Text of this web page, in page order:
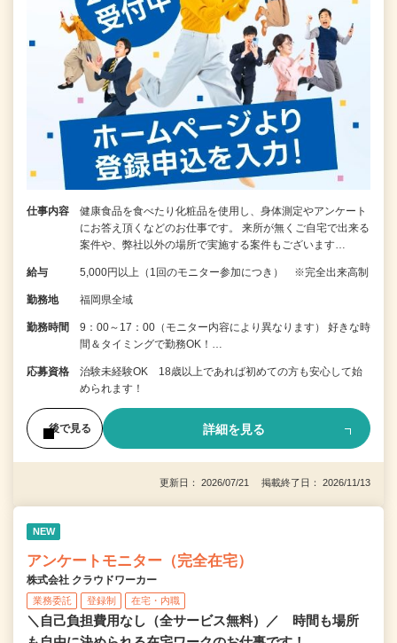
仕事内容
健康食品を食べたり化粧品を使用し、身体測定やアンケート
にお答え頂くなどのお仕事です。 来所が無くご自宅で出来る
案件や、弊社以外の場所で実施する案件もございます…
給与 5,000円以上（1回のモニター参加につき） ※完全出来高制
勤務地 福岡県全域
勤務時間
9：00～17：00（モニター内容により異なります） 好きな時
間＆タイミングで勤務OK！…
応募資格
治験未経験OK 18歳以上であれば初めての方も安心して始
められます！
後で見る 詳細を見る
更新日： 2026/07/21 掲載終了日： 2026/11/13
NEW
アンケートモニター（完全在宅）
株式会社 クラウドワーカー
業務委託 登録制 在宅・内職
＼自己負担費用なし（全サービス無料）／ 時間も場所